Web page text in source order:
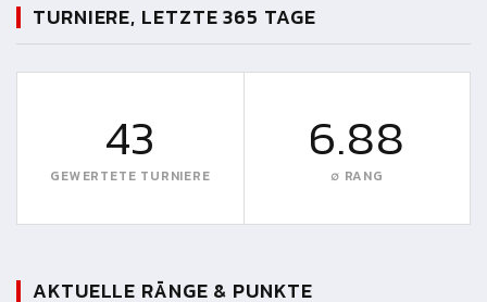
TURNIERE, LETZTE 365 TAGE
43
GEWERTETE TURNIERE
6.88
∅ RANG
AKTUELLE RÄNGE & PUNKTE